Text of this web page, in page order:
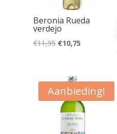
Beronia Rueda
verdejo
€11,95 Oorspronkelijke
€11,95.
€10,75Huidige
€10,75.
Aanbieding!